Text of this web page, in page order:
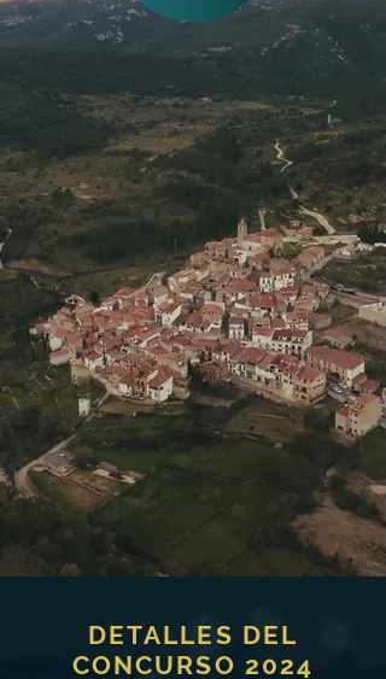
DETALLES DEL
CONCURSO 2024